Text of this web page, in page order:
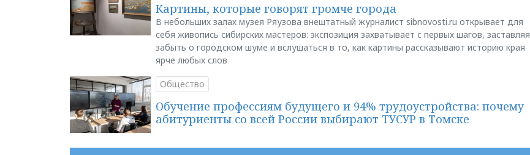
Картины, которые говорят громче города
В небольших залах музея Ряузова внештатный журналист sibnovosti.ru открывает для
себя живопись сибирских мастеров: экспозиция захватывает с первых шагов, заставляя
забыть о городском шуме и вслушаться в то, как картины рассказывают историю края
ярче любых слов
Общество
Обучение профессиям будущего и 94% трудоустройства: почему
абитуриенты со всей России выбирают ТУСУР в Томске